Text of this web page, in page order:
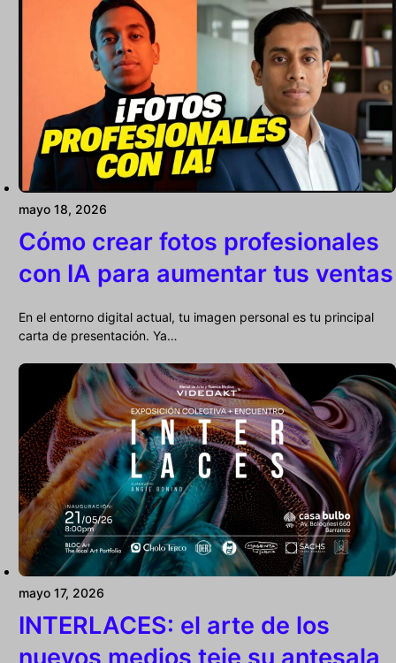
mayo 18, 2026
Cómo crear fotos profesionales
con IA para aumentar tus ventas
En el entorno digital actual, tu imagen personal es tu principal
carta de presentación. Ya…
mayo 17, 2026
INTERLACES: el arte de los
nuevos medios teje su antesala